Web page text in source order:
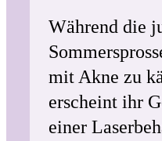
Während die
mit Akne zu
erscheint ihr
einer